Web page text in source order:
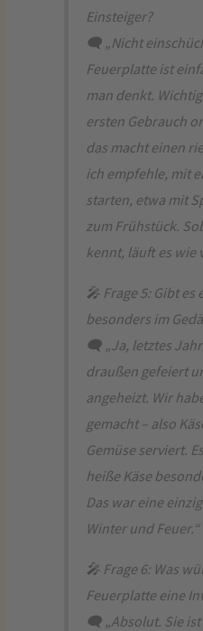
Einsteiger?
🗨️ „Nicht
Feuerplatte ist
man denkt.
ersten Gebrauch
das macht einen
ich empfehle, mit
starten, etwa mit
zum Frühstück.
kennt, läuft es wie
🎤 Frage 5: Gibt
besonders im
🗨️ „Ja, letztes
draußen gefeiert
angeheizt. Wir
gemacht – also
Gemüse serviert.
heiße Käse
Das war eine
Winter und Feuer.“
🎤 Frage 6: Was
Feuerplatte eine
🗨️ „Absolut. Sie